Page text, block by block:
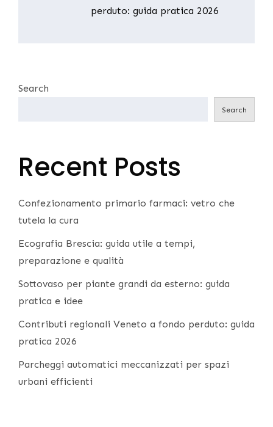
perduto: guida pratica 2026
Search
Search
Recent Posts
Confezionamento primario farmaci: vetro che
tutela la cura
Ecografia Brescia: guida utile a tempi,
preparazione e qualità
Sottovaso per piante grandi da esterno: guida
pratica e idee
Contributi regionali Veneto a fondo perduto: guida
pratica 2026
Parcheggi automatici meccanizzati per spazi
urbani efficienti